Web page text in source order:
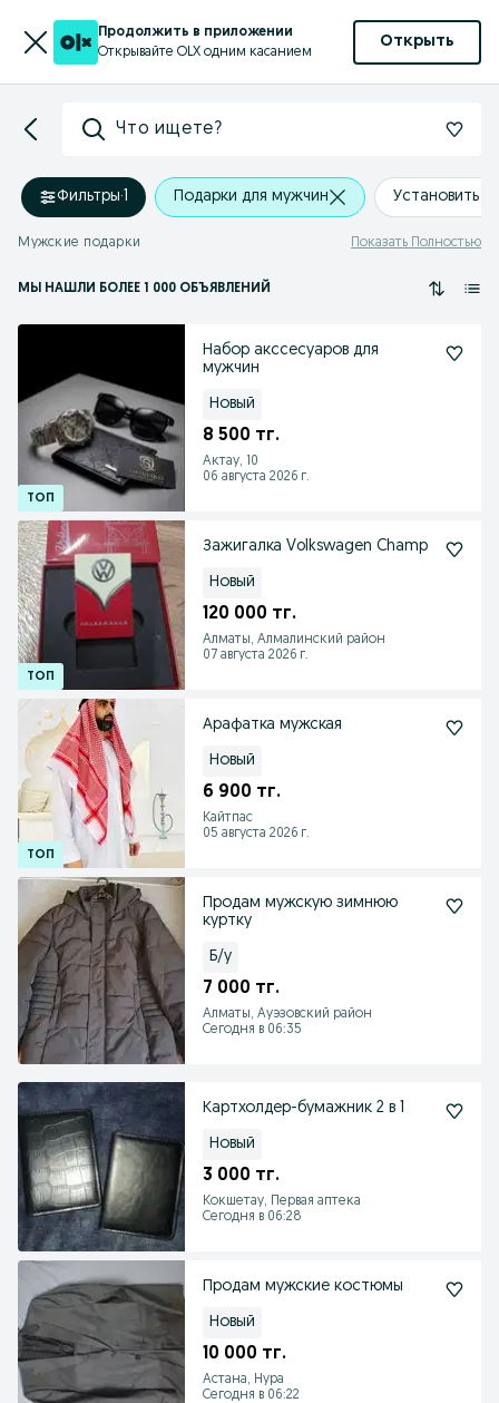
Продолжить в приложении
Открывайте OLX одним касанием
Открыть
Что ищете?
Фильтры·1 Подарки для мужчин Установить
Мужские подарки Показать Полностью
МЫ НАШЛИ БОЛЕЕ 1 000 ОБЪЯВЛЕНИЙ
Набор акссесуаров для
мужчин
Новый
8 500 тг.
Актау, 10
06 августа 2026 г.
Зажигалка Volkswagen Champ
Новый
120 000 тг.
Алматы, Алмалинский район
07 августа 2026 г.
Арафатка мужская
Новый
6 900 тг.
Кайтпас
05 августа 2026 г.
Продам мужскую зимнюю
куртку
Б/у
7 000 тг.
Алматы, Ауэзовский район
Сегодня в 06:35
Картхолдер-бумажник 2 в 1
Новый
3 000 тг.
Кокшетау, Первая аптека
Сегодня в 06:28
Продам мужские костюмы
Новый
10 000 тг.
Астана, Нура
Сегодня в 06:22